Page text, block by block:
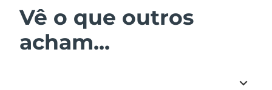
Vê o que outros
acham...